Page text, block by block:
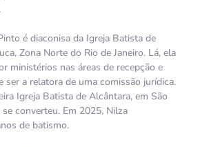
é diaconisa da Igreja Batista de
Zona Norte do Rio de Janeiro. Lá, ela
ministérios nas áreas de recepção e
ser a relatora de uma comissão jurídica.
Igreja Batista de Alcântara, em São
se converteu. Em 2025, Nilza
de batismo.